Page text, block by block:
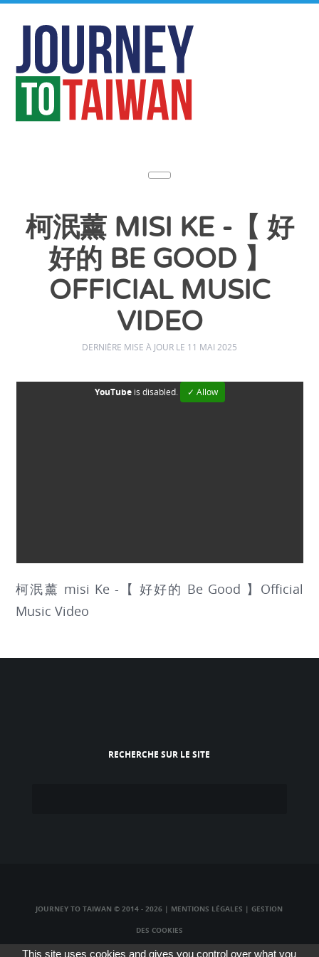
柯泯薰 MISI KE -【 好
好的 BE GOOD 】
OFFICIAL MUSIC
VIDEO
DERNIÈRE MISE À JOUR LE 11 MAI 2025
YouTubeis disabled. ✓ Allow
柯泯薰 misi Ke -【 好好的 Be Good 】Official
Music Video
RECHERCHE SUR LE SITE
JOURNEY TO TAIWAN © 2014 - 2026 | MENTIONS LÉGALES |GESTION
DES COOKIES
TAIWAN TV LIVE|TAIWAN RADIO LIVE|TAIWAN WEBCAM LIVE
This site uses cookies and gives you control over what you